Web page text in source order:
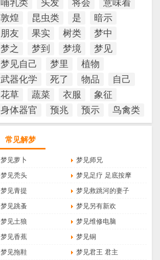
哺乳类
头发 将会
意味着
敦煌
昆虫类 是
暗示
朋友
果实 树类
梦中
梦之
梦到 梦境
梦见
梦见自己
梦里
植物
武器化学
死了 物品
自己
花草
蔬菜 衣服
象征
身体器官
预兆 预示 鸟禽类
常见解梦
梦见萝卜
梦见师兄
梦见秃头
梦见足疗 足底按摩
梦见青提
梦见救跳河的妻子
梦见跳蚤
梦见另有新欢
梦见土狼
梦见维修电脑
梦见香蕉
梦见铜
梦见拖鞋
梦见君王 君主